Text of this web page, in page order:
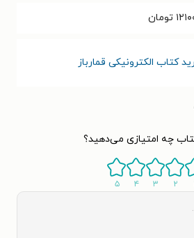
تومان
کتاب الکترونیکی قمارباز
چه امتیازی می‌دهید؟
۲ ۳ ۴ ۵